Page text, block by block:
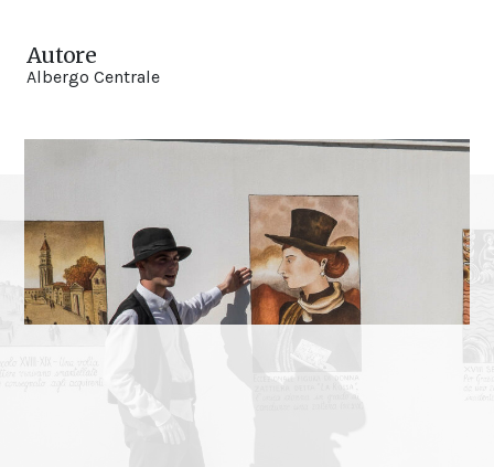
Autore
Albergo Centrale